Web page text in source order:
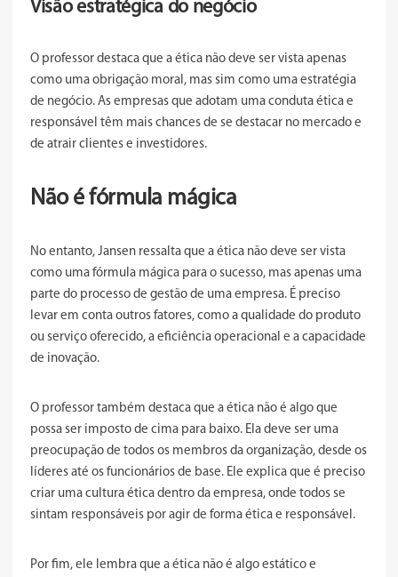
Visão estratégica do negócio
O professor destaca que a ética não deve ser vista apenas
como uma obrigação moral, mas sim como uma estratégia
de negócio. As empresas que adotam uma conduta ética e
responsável têm mais chances de se destacar no mercado e
de atrair clientes e investidores.
Não é fórmula mágica
No entanto, Jansen ressalta que a ética não deve ser vista
como uma fórmula mágica para o sucesso, mas apenas uma
parte do processo de gestão de uma empresa. É preciso
levar em conta outros fatores, como a qualidade do produto
ou serviço oferecido, a eficiência operacional e a capacidade
de inovação.
O professor também destaca que a ética não é algo que
possa ser imposto de cima para baixo. Ela deve ser uma
preocupação de todos os membros da organização, desde os
líderes até os funcionários de base. Ele explica que é preciso
criar uma cultura ética dentro da empresa, onde todos se
sintam responsáveis por agir de forma ética e responsável.
Por fim, ele lembra que a ética não é algo estático e